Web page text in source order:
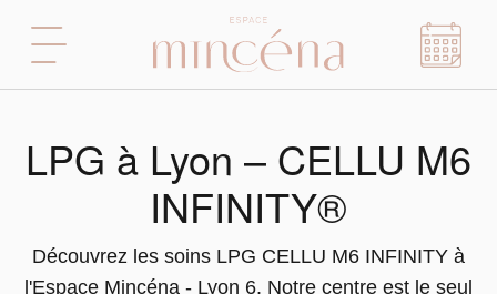
LPG à Lyon – CELLU M6
INFINITY®
Découvrez les soins LPG CELLU M6 INFINITY à
l'Espace Mincéna - Lyon 6. Notre centre est le seul